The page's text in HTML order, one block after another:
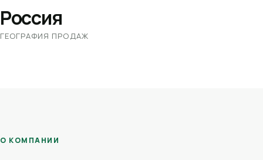
Россия
ГЕОГРАФИЯ ПРОДАЖ
О КОМПАНИИ